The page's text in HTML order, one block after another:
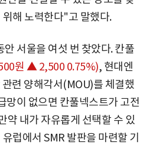
해 노력한다"고 말했다.
안 서울을 여섯 번 찾았다. 칸풀
원 ▲ 2,500 0.75%), 현대엔
련 양해각서(MOU)를 체결했
망이 없으면 칸풀넥스트가 고전
약 내가 자유롭게 선택할 수 있
럽에서 SMR 발판을 마련할 기